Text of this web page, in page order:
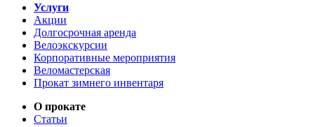
Услуги
Акции
Долгосрочная аренда
Велоэкскурсии
Корпоративные мероприятия
Веломастерская
Прокат зимнего инвентаря
О прокате
Статьи